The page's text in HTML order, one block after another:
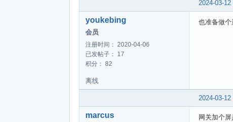
2024-03-
youkebing
会员
注册时间： 2020-04-06
已发帖子： 17
积分： 82
也准备做个
离线
2024-03-
marcus
网关加个